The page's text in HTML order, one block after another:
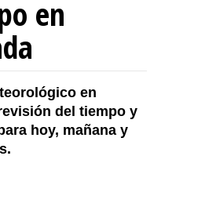
en
en
del tiempo y
hoy, mañana y